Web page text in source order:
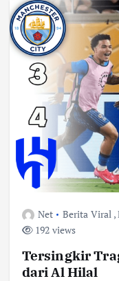
Net Berita Viral ,
192 views
Tersingkir
dari Al Hilal